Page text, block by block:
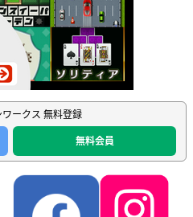
ークス 無料登録
無料会員